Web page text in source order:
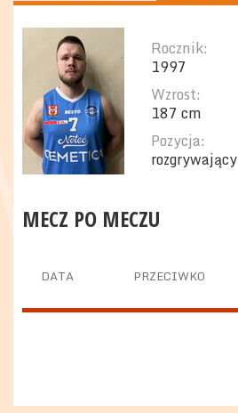
Rocznik:
1997
Wzrost:
187 cm
Pozycja:
rozgrywający
MECZ PO MECZU
DATA PRZECIWKO